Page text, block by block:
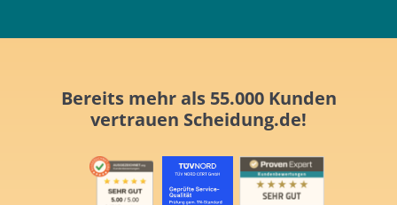
Bereits mehr als 55.000 Kunden
vertrauen Scheidung.de!